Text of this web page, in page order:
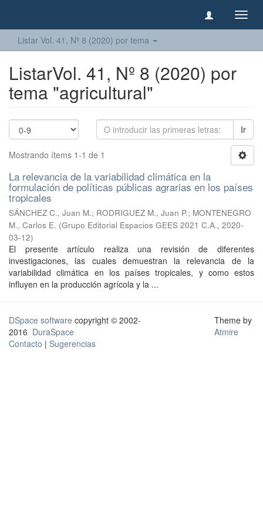
Listar Vol. 41, Nº 8 (2020) por tema
ListarVol. 41, Nº 8 (2020) por
tema "agricultural"
Ir
Mostrando ítems 1-1 de 1
La relevancia de la variabilidad climática en la
formulación de políticas públicas agrarias en los países
tropicales
SÁNCHEZ C., Juan M.; RODRIGUEZ M., Juan P.; MONTENEGRO
M., Carlos E. (Grupo Editorial Espacios GEES 2021 C.A., 2020-
03-12)
El presente artículo realiza una revisión de diferentes
investigaciones, las cuales demuestran la relevancia de la
variabilidad climática en los países tropicales, y como estos
influyen en la producción agrícola y la ...
DSpace software copyright © 2002-
2016 DuraSpace
Contacto | Sugerencias
Theme by
Atmire